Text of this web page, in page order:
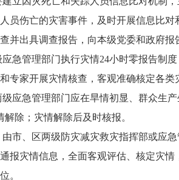
员伤亡的灾害事件，及时开展信息比
并出具调查报告，向本级党委和政府报
管理部门执行灾情24小时零报告制
专家开展灾情核查，客观准确核定各类
急管理部门应在旱情初显、群众生产
除；灾情解除后及时核报。
、区两级防灾减灾救灾指挥部或应
报灾情信息，全面客观评估、核定灾
。